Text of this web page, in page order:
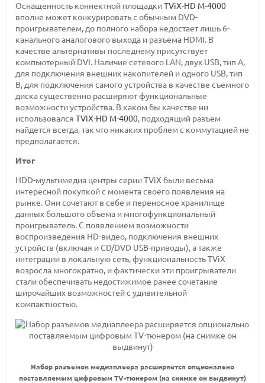
Оснащенность коннектной площадкиTViX-HD M-4000
вполне может конкурировать с обычным DVD-
проигрывателем, до полного набора недостает лишь 6-
канального аналогового выхода и разъема HDMI. В
качестве альтернативы последнему присутствует
компьютерный DVI. Наличие сетевого LAN, двух USB, тип А,
для подключения внешних накопителей и одного USB, тип
В, для подключения самого устройства в качестве съемного
диска существенно расширяют функциональные
возможности устройства. В каком бы качестве ни
использовалсяTViX-HD M-4000, подходящий разъем
найдется всегда, так что никаких проблем с коммутацией не
предполагается.
Итог
HDD-мультимедиа центры серии TViX были весьма
интересной покупкой с момента своего появления на
рынке. Они сочетают в себе и переносное хранилище
данных большого объема и многофункциональный
проигрыватель. С появлением возможности
воспроизведения HD-видео, подключения внешних
устройств (включая и CD/DVD USB-приводы), а также
интеграции в локальную сеть, функциональность TViX
возросла многократно, и фактически эти проигрыватели
стали обеспечивать недостижимое ранее сочетание
широчайших возможностей с удивительной
компактностью.
Набор разъемов медиаплеера расширяется опционально
поставляемым цифровым TV-тюнером (на снимке он выдвинут)